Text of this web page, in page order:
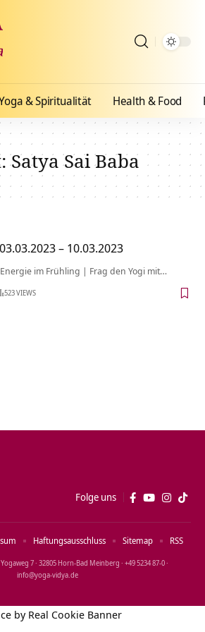
& Spiritualität Health & Food
Satya Sai Baba
– 10.03.2023
im Frühling | Frag den Yogi mit…
523 VIEWS
Folge uns
7 · 32805 Horn‑Bad Meinberg · +49 5234 87‑0 ·
info@yoga‑vidya.de
Haftungsausschluss Sitemap RSS
by Real Cookie Banner